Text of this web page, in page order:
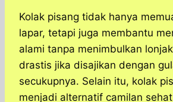
Kolak pisang tidak hanya
lapar, tetapi juga membantu
alami tanpa menimbulkan
drastis jika disajikan dengan
secukupnya. Selain itu, kolak
menjadi alternatif camilan